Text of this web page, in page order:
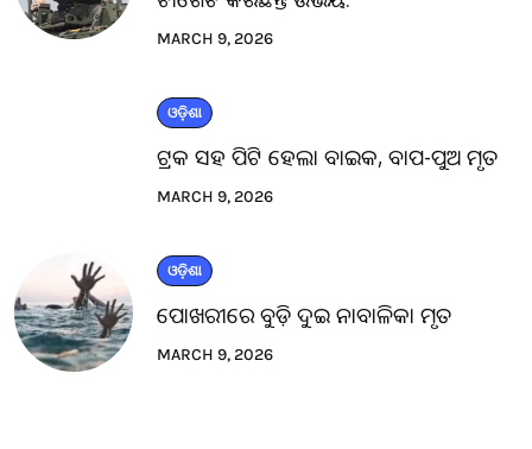
MARCH 9, 2026
ଓଡ଼ିଶା
ଟ୍ରକ ସହ ପିଟି ହେଲା ବାଇକ, ବାପ-ପୁଅ ମୃତ
MARCH 9, 2026
ଓଡ଼ିଶା
ପୋଖରୀରେ ବୁଡ଼ି ଦୁଇ ନାବାଳିକା ମୃତ
MARCH 9, 2026